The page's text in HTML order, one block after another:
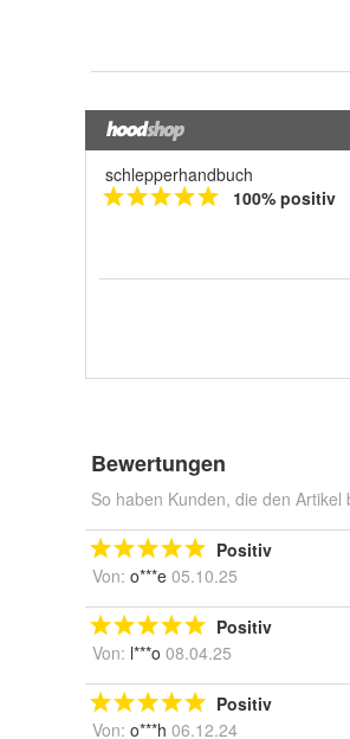
schlepperhandbuch
100% positiv
Bewertungen
So haben Kunden, die den
Positiv
Von: o***e 05.10.25
Positiv
Von: l***o 08.04.25
Positiv
Von: o***h 06.12.24